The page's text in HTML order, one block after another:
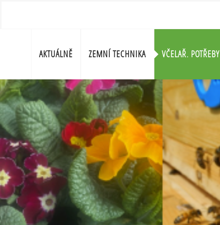
AKTUÁLNĚ ZEMNÍ TECHNIKA VČELAŘ. POTŘEBY